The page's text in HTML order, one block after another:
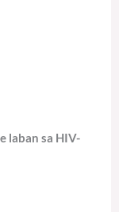
laban sa HIV-